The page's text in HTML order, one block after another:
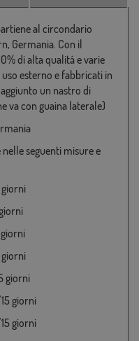
al circondario
Germania. Con il
di alta qualitá e varie
esterno e fabbricati in
un nastro di
va con guaina laterale)
seguenti misure e
giorni
giorni
giorni